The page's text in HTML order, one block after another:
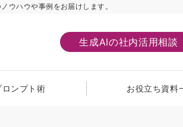
ウハウや事例をお届けします。
生成AIの社内活用相談
ンプト術 お役立ち資料